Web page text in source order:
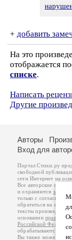
+ добавить
На это
отображается
списке.
Написать
Другие
Авторы
Вход для
Портал Стихи.ру
свободной
сети Интернет на
Все авторские права
и охраняются законом
только с согласия
обратиться на его
тексты произведений
основанииправил
Российской Федерации
обрабатываются на
Вы также можете